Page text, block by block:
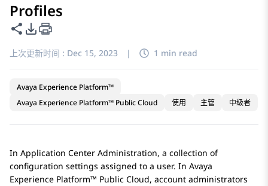
Profiles
共享此页面
PDF 导出选项
上次更新时间 : Dec 15, 2023 | 1 min read
Avaya Experience Platform™
Avaya Experience Platform™ Public Cloud
使用 主管 中级者
In Application Center Administration, a collection of
configuration settings assigned to a user. In Avaya
Experience Platform™ Public Cloud, account administrators